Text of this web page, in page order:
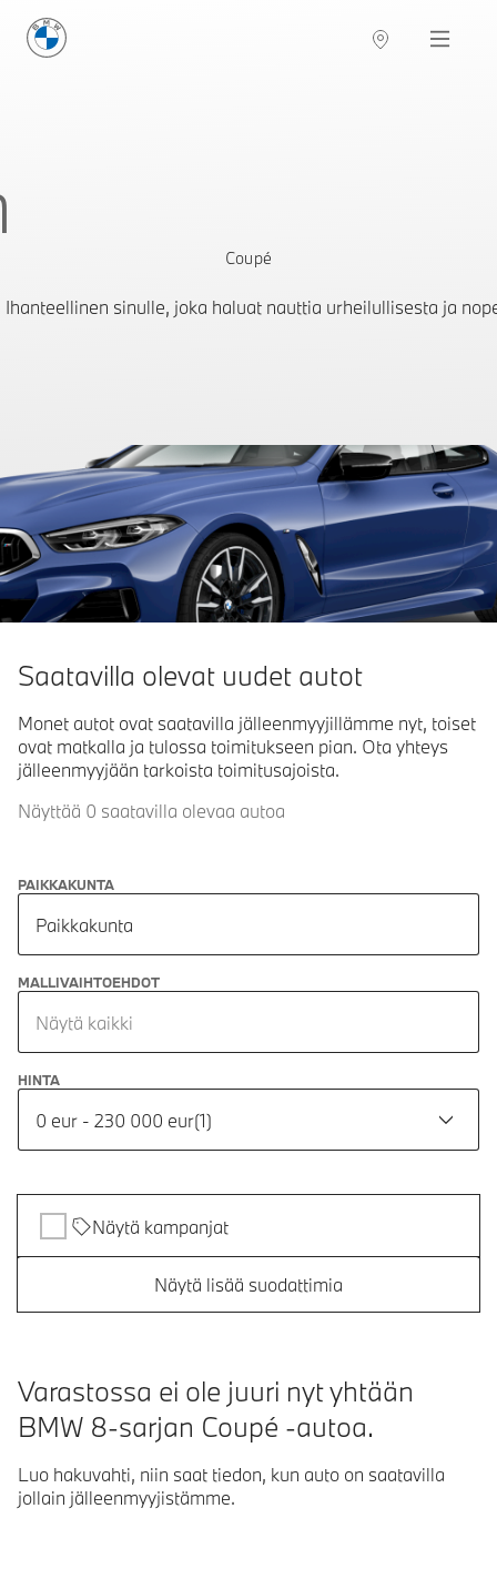
BMW Suomi Navigation
Coupé
sinulle, joka haluat nauttia urheilullisesta ja
Saatavilla olevat uudet autot
Monet autot ovat saatavilla jälleenmyyjillämme nyt, toiset
ovat matkalla ja tulossa toimitukseen pian. Ota yhteys
jälleenmyyjään tarkoista toimitusajoista.
Näyttää 0 saatavilla olevaa autoa
PAIKKAKUNTA
Paikkakunta
MALLIVAIHTOEHDOT
Näytä kaikki
HINTA
0 eur - 230 000 eur(1)
Näytä kampanjat
Näytä lisää suodattimia
Varastossa ei ole juuri nyt yhtään
BMW 8-sarjan Coupé -autoa.
Luo hakuvahti, niin saat tiedon, kun auto on saatavilla
jollain jälleenmyyjistämme.